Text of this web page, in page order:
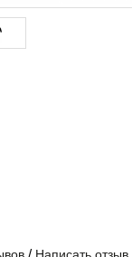
/ Написать отзыв